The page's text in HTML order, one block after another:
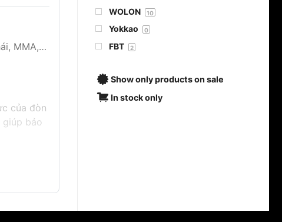
WOLON 10
Yokkao 0
FBT 2
Show only products on sale
In stock only
MMA,…
của đòn
bảo